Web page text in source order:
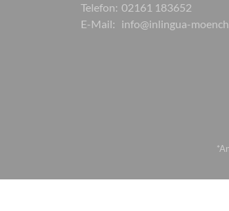
Telefon: 02161 183652
E-Mail: info@inlingua-